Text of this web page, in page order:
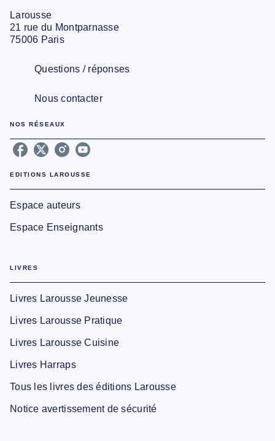
Larousse
21 rue du Montparnasse
75006 Paris
Questions / réponses
Nous contacter
NOS RÉSEAUX
EDITIONS LAROUSSE
Espace auteurs
Espace Enseignants
LIVRES
Livres Larousse Jeunesse
Livres Larousse Pratique
Livres Larousse Cuisine
Livres Harraps
Tous les livres des éditions Larousse
Notice avertissement de sécurité